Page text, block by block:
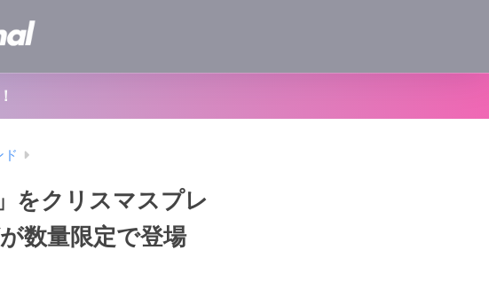
ド
をクリスマスプレ
数量限定で登場